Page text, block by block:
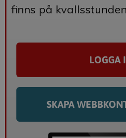
finns på
LOGGA
SKAPA